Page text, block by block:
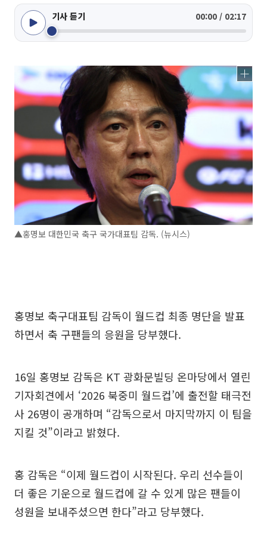
기사 듣기 00:00 / 02:17
▲홍명보 대한민국 축구 국가대표팀 감독. (뉴시스)
홍명보 축구대표팀 감독이 월드컵 최종 명단을 발표
하면서 축 구팬들의 응원을 당부했다.
16일 홍명보 감독은 KT 광화문빌딩 온마당에서 열린
기자회견에서 ‘2026 북중미 월드컵’에 출전할 태극전
사 26명이 공개하며 “감독으로서 마지막까지 이 팀을
지킬 것”이라고 밝혔다.
홍 감독은 “이제 월드컵이 시작된다. 우리 선수들이
더 좋은 기운으로 월드컵에 갈 수 있게 많은 팬들이
성원을 보내주셨으면 한다”라고 당부했다.